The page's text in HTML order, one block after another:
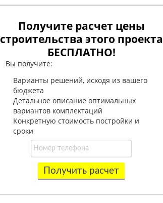
Получите расчет цены
строительства этого проекта
БЕСПЛАТНО!
Вы получите:
Варианты решений, исходя из вашего
бюджета
Детальное описание оптимальных
вариантов комплектаций
Конкретную стоимость постройки и
сроки
Получить расчет